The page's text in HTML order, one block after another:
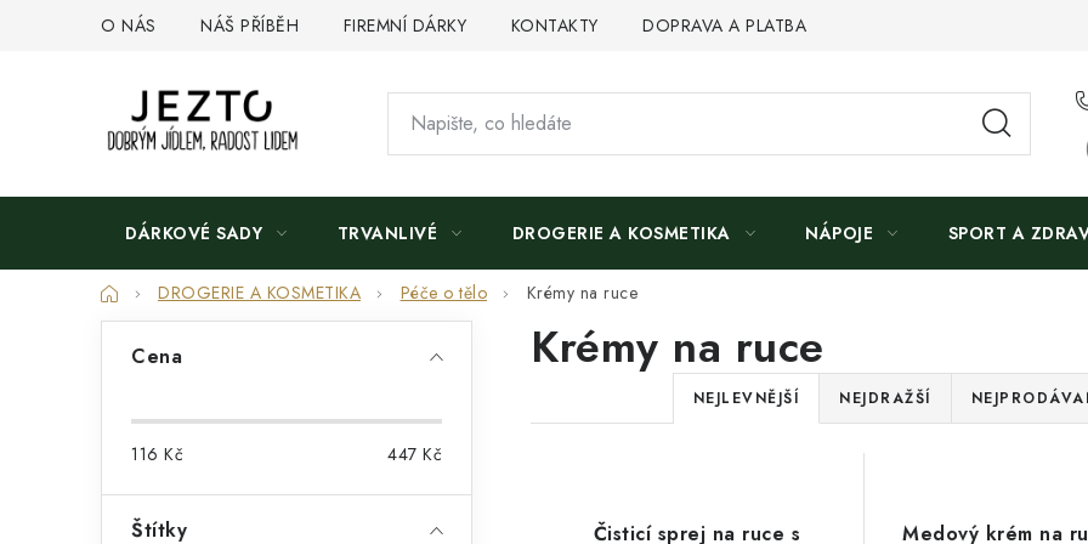
O NÁS NÁŠ PŘÍBĚH FIREMNÍ DÁRKY KONTAKTY DOPRAVA A PLATBA
DÁRKOVÉ SADY TRVANLIVÉ DROGERIE A KOSMETIKA NÁPOJE SPORT A
DomůDROGERIE A KOSMETIKA Péče o tělo Krémy na ruce
t
Cena
116 Kč 447 Kč
Štítky
Krémy na ruce
Ř
a
NEJLEVNĚJŠÍ NEJDRAŽŠÍ
Čisticí sprej na ruce s
Medový krém na